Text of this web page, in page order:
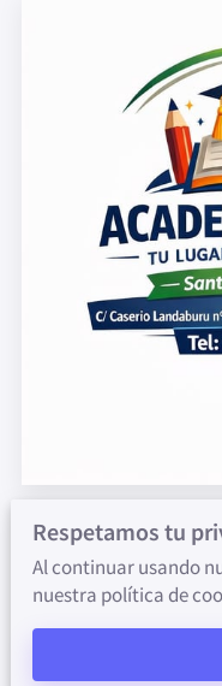
PUNTO DE
JOSE JUEZ:
(PROFESOR DE
E.S.O Y
Respetamos tu
Al continuar usando
nuestra política de